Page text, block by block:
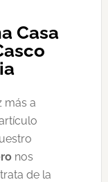
Casa
más a
nos
de la